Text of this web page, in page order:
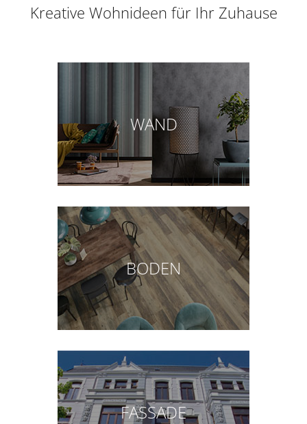
Kreative Wohnideen für Ihr Zuhause
WAND
BODEN
FASSADE